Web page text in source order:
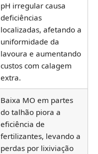
pH irregular causa
deficiências
localizadas, afetando a
uniformidade da
lavoura e aumentando
custos com calagem
extra.
Baixa MO em partes
do talhão piora a
eficiência de
fertilizantes, levando a
perdas por lixiviação